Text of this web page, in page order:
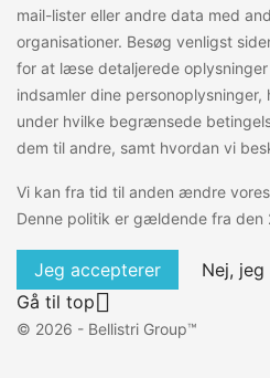
mail-lister eller andre data med
organisationer. Besøg venligst
for at læse detaljerede
indsamler dine
under hvilke begrænsede
dem til andre, samt hvordan vi
Vi kan fra tid til anden ændre
Denne politik er gældende fra den
Jeg accepterer
Nej,
Gå til top 
© 2026 - Bellistri Group™